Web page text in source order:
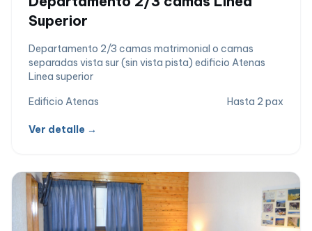
Superior
Departamento 2/3 camas matrimonial o camas
separadas vista sur (sin vista pista) edificio Atenas
Linea superior
Edificio Atenas
Hasta 2 pax
Ver detalle →